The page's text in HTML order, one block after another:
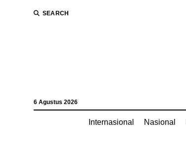
SEARCH
6 Agustus 2026
Internasional Nasional